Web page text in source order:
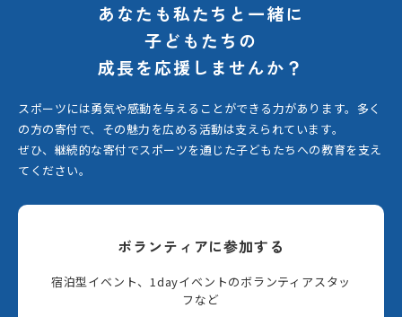
あなたも私たちと一緒に
子どもたちの
成長を応援しませんか？
スポーツには勇気や感動を与えることができる力があります。 多く
の方の寄付で、その魅力を広める活動は支えられています。
ぜひ、継続的な寄付でスポーツを通じた子どもたちへの教育を支え
てください。
ボランティアに参加する
宿泊型イベント、1dayイベントのボランティアスタッ
フなど